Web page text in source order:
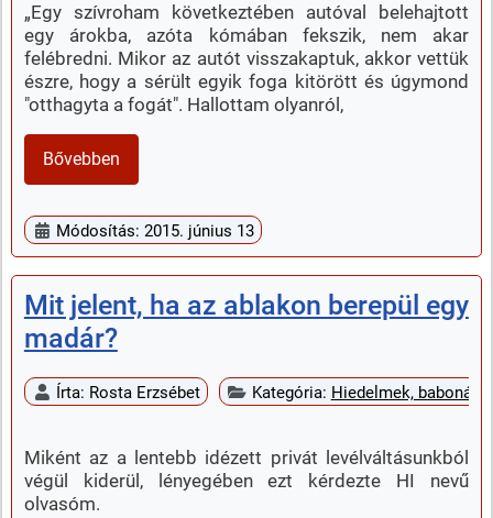
„Egy szívroham következtében autóval belehajtott
egy árokba, azóta kómában fekszik, nem akar
felébredni. Mikor az autót visszakaptuk, akkor vettük
észre, hogy a sérült egyik foga kitörött és úgymond
"otthagyta a fogát". Hallottam olyanról,
Bővebben
Módosítás: 2015. június 13
Mit jelent, ha az ablakon berepül egy
madár?
Írta: Rosta Erzsébet Kategória: Hiedelmek, babonák
Miként az a lentebb idézett privát levélváltásunkból
végül kiderül, lényegében ezt kérdezte HI nevű
olvasóm.